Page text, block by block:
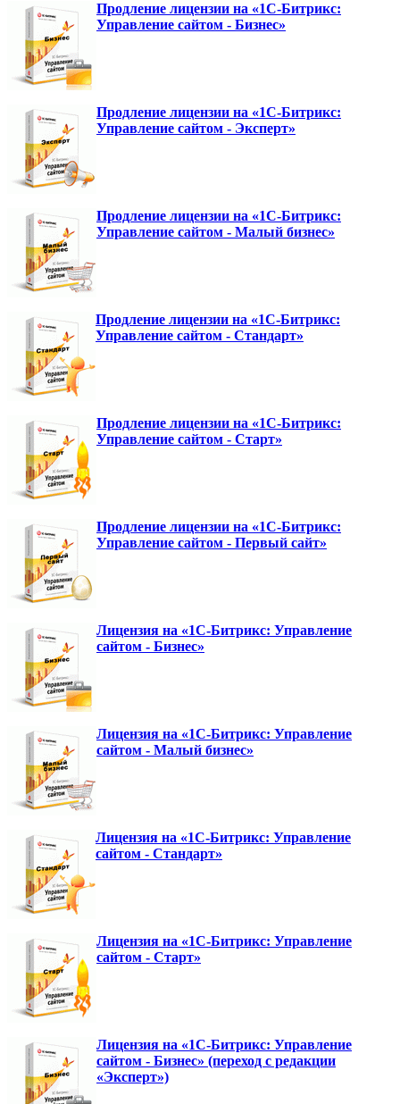
Продление лицензии на «1С-Битрикс:
Управление сайтом - Бизнес»
Продление лицензии на «1С-Битрикс:
Управление сайтом - Эксперт»
Продление лицензии на «1С-Битрикс:
Управление сайтом - Малый бизнес»
Продление лицензии на «1С-Битрикс:
Управление сайтом - Стандарт»
Продление лицензии на «1С-Битрикс:
Управление сайтом - Старт»
Продление лицензии на «1С-Битрикс:
Управление сайтом - Первый сайт»
Лицензия на «1С-Битрикс: Управление
сайтом - Бизнес»
Лицензия на «1С-Битрикс: Управление
сайтом - Малый бизнес»
Лицензия на «1С-Битрикс: Управление
сайтом - Стандарт»
Лицензия на «1С-Битрикс: Управление
сайтом - Старт»
Лицензия на «1С-Битрикс: Управление
сайтом - Бизнес» (переход с редакции
«Эксперт»)